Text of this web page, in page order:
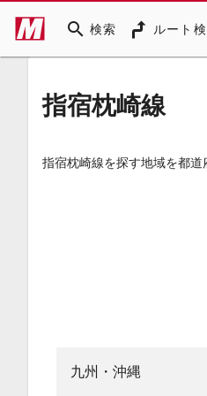
search 検索 ルート
指宿枕崎線
指宿枕崎線を探す地域を都道
九州・沖縄